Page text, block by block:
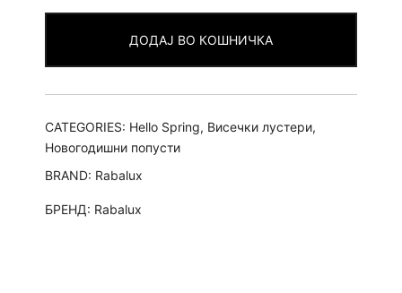
ДОДАЈ ВО КОШНИЧКА
CATEGORIES: Hello Spring, Висечки лустери,
Новогодишни попусти
BRAND: Rabalux
БРЕНД: Rabalux